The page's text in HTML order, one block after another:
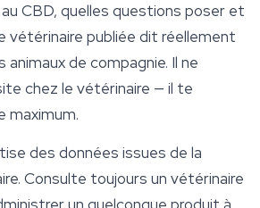
CBD, quelles questions poser et
vétérinaire publiée dit réellement
animaux de compagnie. Il ne
chez le vétérinaire — il te
maximum.
des données issues de la
Consulte toujours un vétérinaire